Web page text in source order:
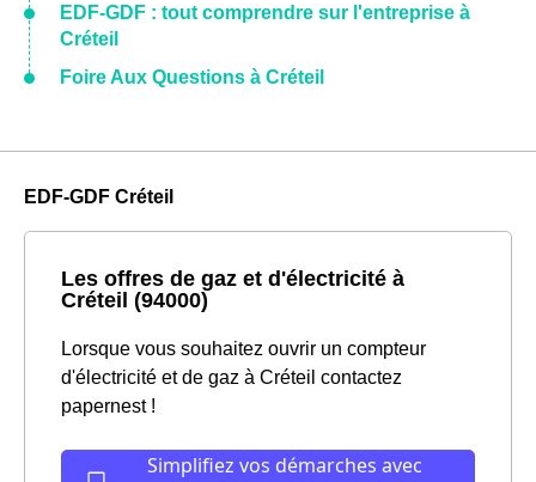
EDF-GDF : tout comprendre sur l'entreprise à
Créteil
Foire Aux Questions à Créteil
EDF-GDF Créteil
Les offres de gaz et d'électricité à
Créteil (94000)
Lorsque vous souhaitez ouvrir un compteur
d'électricité et de gaz à Créteil contactez
papernest !